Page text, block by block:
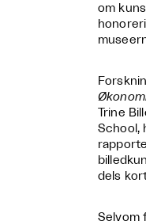
om
Trine
School,
dels
Selvom